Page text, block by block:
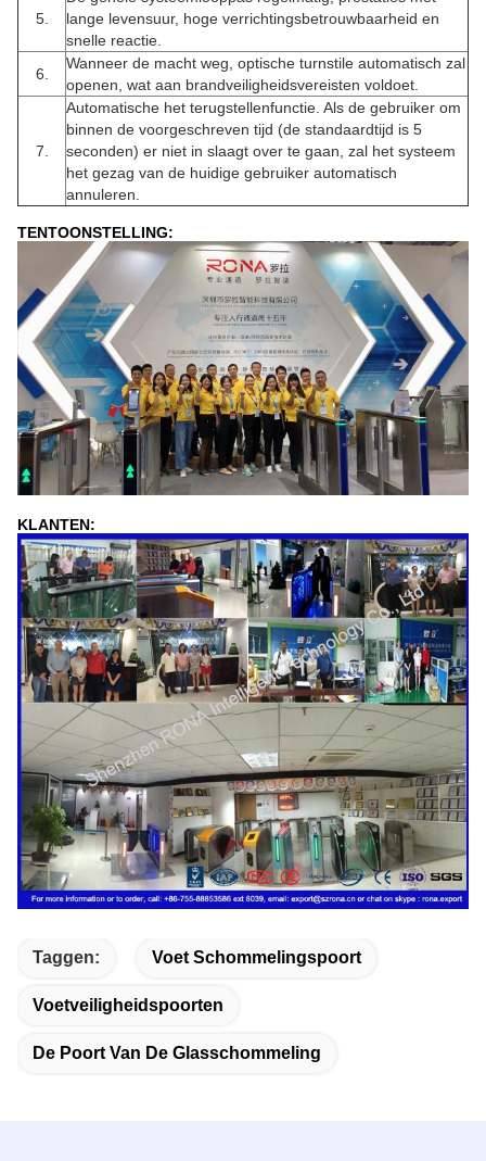
5.
lange levensuur, hoge verrichtingsbetrouwbaarheid en
snelle reactie.
6.
Wanneer de macht weg, optische turnstile automatisch zal
openen, wat aan brandveiligheidsvereisten voldoet.
7.
Automatische het terugstellenfunctie. Als de gebruiker om
binnen de voorgeschreven tijd (de standaardtijd is 5
seconden) er niet in slaagt over te gaan, zal het systeem
het gezag van de huidige gebruiker automatisch
annuleren.
TENTOONSTELLING:
KLANTEN:
Taggen: Voet Schommelingspoort
Voetveiligheidspoorten
De Poort Van De Glasschommeling